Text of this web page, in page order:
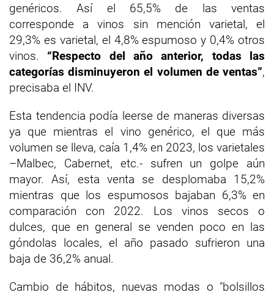
genéricos. Así el 65,5% de las ventas
corresponde a vinos sin mención varietal, el
29,3% es varietal, el 4,8% espumoso y 0,4% otros
vinos. “Respecto del año anterior, todas las
categorías disminuyeron el volumen de ventas”,
precisaba el INV.
Esta tendencia podía leerse de maneras diversas
ya que mientras el vino genérico, el que más
volumen se lleva, caía 1,4% en 2023, los varietales
–Malbec, Cabernet, etc.- sufren un golpe aún
mayor. Así, esta venta se desplomaba 15,2%
mientras que los espumosos bajaban 6,3% en
comparación con 2022. Los vinos secos o
dulces, que en general se venden poco en las
góndolas locales, el año pasado sufrieron una
baja de 36,2% anual.
Cambio de hábitos, nuevas modas o "bolsillos